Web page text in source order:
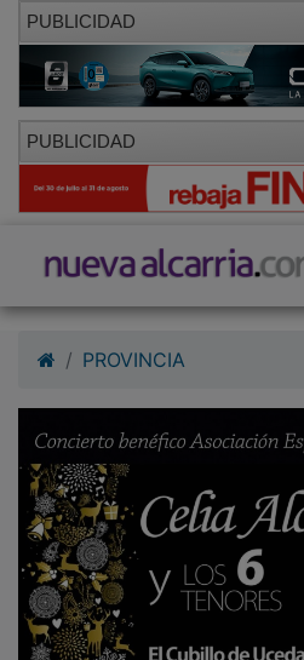
PUBLICIDAD
PUBLICIDAD